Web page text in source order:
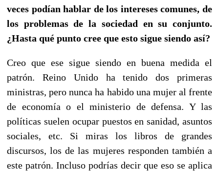
veces podían hablar de los intereses comunes, de
los problemas de la sociedad en su conjunto.
¿Hasta qué punto cree que esto sigue siendo así?
Creo que ese sigue siendo en buena medida el
patrón. Reino Unido ha tenido dos primeras
ministras, pero nunca ha habido una mujer al frente
de economía o el ministerio de defensa. Y las
políticas suelen ocupar puestos en sanidad, asuntos
sociales, etc. Si miras los libros de grandes
discursos, los de las mujeres responden también a
este patrón. Incluso podrías decir que eso se aplica